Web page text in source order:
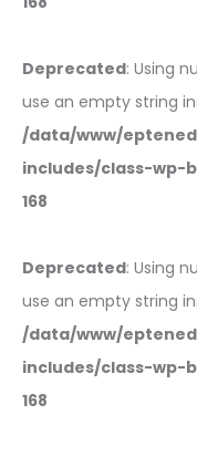
Deprecated: Using
use an empty string
/data/www/
includes/class-
168
Deprecated: Using
use an empty string
/data/www/
includes/class-
168